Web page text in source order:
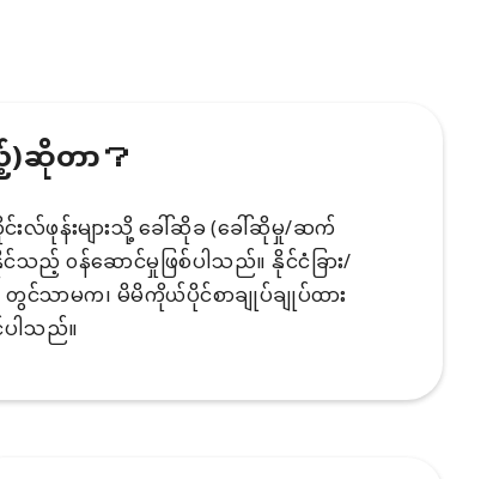
)ဆိုတာ？
းလ်ဖုန်းများသို့ ခေါ်ဆိုခ (ခေါ်ဆိုမှု/ဆက်
ည့် ၀န်ဆောင်မှုဖြစ်ပါသည်။ နိုင်ငံခြား/
တွင်သာမက၊ မိမိကိုယ်ပိုင်စာချုပ်ချုပ်ထား
ါသည်။